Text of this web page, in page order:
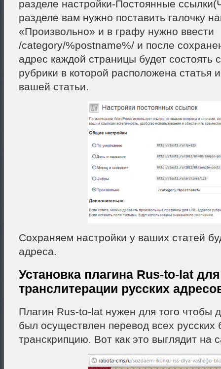
разделе настройки-Постоянные
разделе вам нужно поставить галочку
«Произвольно» и в графу нужно ввести
/category/%postname%/ и после
адрес каждой страницы будет состоять
рубрики в которой расположена статья
вашей статьи.
Сохраняем настройки у ваших статей
адреса.
Установка плагина Rus-to-lat для
транслитерации русских
Плагин Rus-to-lat нужен для того чтобы
был осуществлен перевод всех русских
транскрипцию. Вот как это выглядит на